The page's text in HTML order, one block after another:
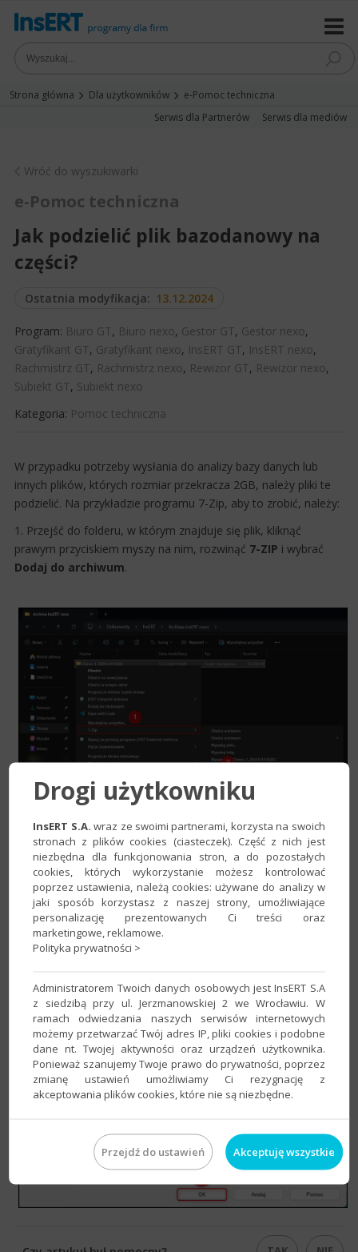
Strona główna Dla użytkowników
e-Pomoc techniczna
Serwis dla Partnerów
Serwis dla mediów
Wróć do wyszukiwarki
e-Pomoc techniczna
Jak podzielić plik bazodanowy na
części?
Ostatnia modyfikacja: 13.12.2024
Program: Biuro GT, Biuro nexo, Gestor GT, Gestor nexo,
Gratyfikant GT, Gratyfikant nexo, InsERT GT, InsERT nexo,
Rachmistrz GT, Rachmistrz nexo, Rewizor GT, Rewizor nexo,
Subiekt GT, Subiekt nexo
Kategoria: Pomoc techniczna
​W przypadku potrzeby wysłania do analizy bazy danych lub
innych plików, których rozmiar przekracza 2GB, należy pliki te
podzielić. Na przykładzie programu 7-Zip, aby to zrobić, należy:
1. Przejść do folderu, w którym znajduje się plik, kliknąć
prawym przyciskiem myszy na nim, rozwinąć 7-ZIP i wybrać
Dodaj do archiwum.
2. W sekcjiRozmiar woluminów (bajty)wpisać odpowiednią
wartość (np. 2048M) i zatwierdzić przyciskiem OK.
Drogi użytkowniku
InsERT S.A. wraz ze swoimi partnerami, korzysta na swoich
stronach z plików cookies (ciasteczek). Część z nich jest
niezbędna dla funkcjonowania stron, a do pozostałych
cookies, których wykorzystanie możesz kontrolować
poprzez ustawienia, należą cookies: używane do analizy w
jaki sposób korzystasz z naszej strony, umożliwiające
personalizację prezentowanych Ci treści oraz
marketingowe, reklamowe.
Polityka prywatności >
Administratorem Twoich danych osobowych jest InsERT S.A
z siedzibą przy ul. Jerzmanowskiej 2 we Wrocławiu. W
ramach odwiedzania naszych serwisów internetowych
możemy przetwarzać Twój adres IP, pliki cookies i podobne
dane nt. Twojej aktywności oraz urządzeń użytkownika.
Ponieważ szanujemy Twoje prawo do prywatności, poprzez
zmianę ustawień umożliwiamy Ci rezygnację z
akceptowania plików cookies, które nie są niezbędne.
Przejdź do ustawień Akceptuję wszystkie